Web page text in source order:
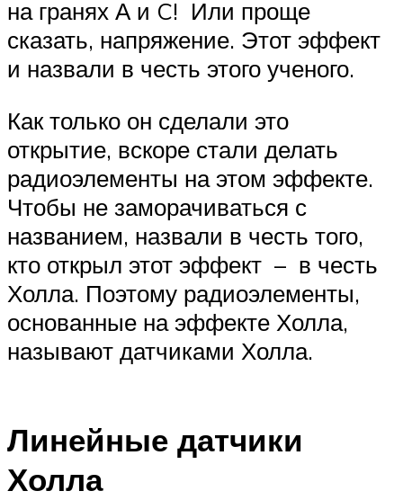
на гранях А и C! Или проще
сказать, напряжение. Этот эффект
и назвали в честь этого ученого.
Как только он сделали это
открытие, вскоре стали делать
радиоэлементы на этом эффекте.
Чтобы не заморачиваться с
названием, назвали в честь того,
кто открыл этот эффект – в честь
Холла. Поэтому радиоэлементы,
основанные на эффекте Холла,
называют датчиками Холла.
Линейные датчики
Холла